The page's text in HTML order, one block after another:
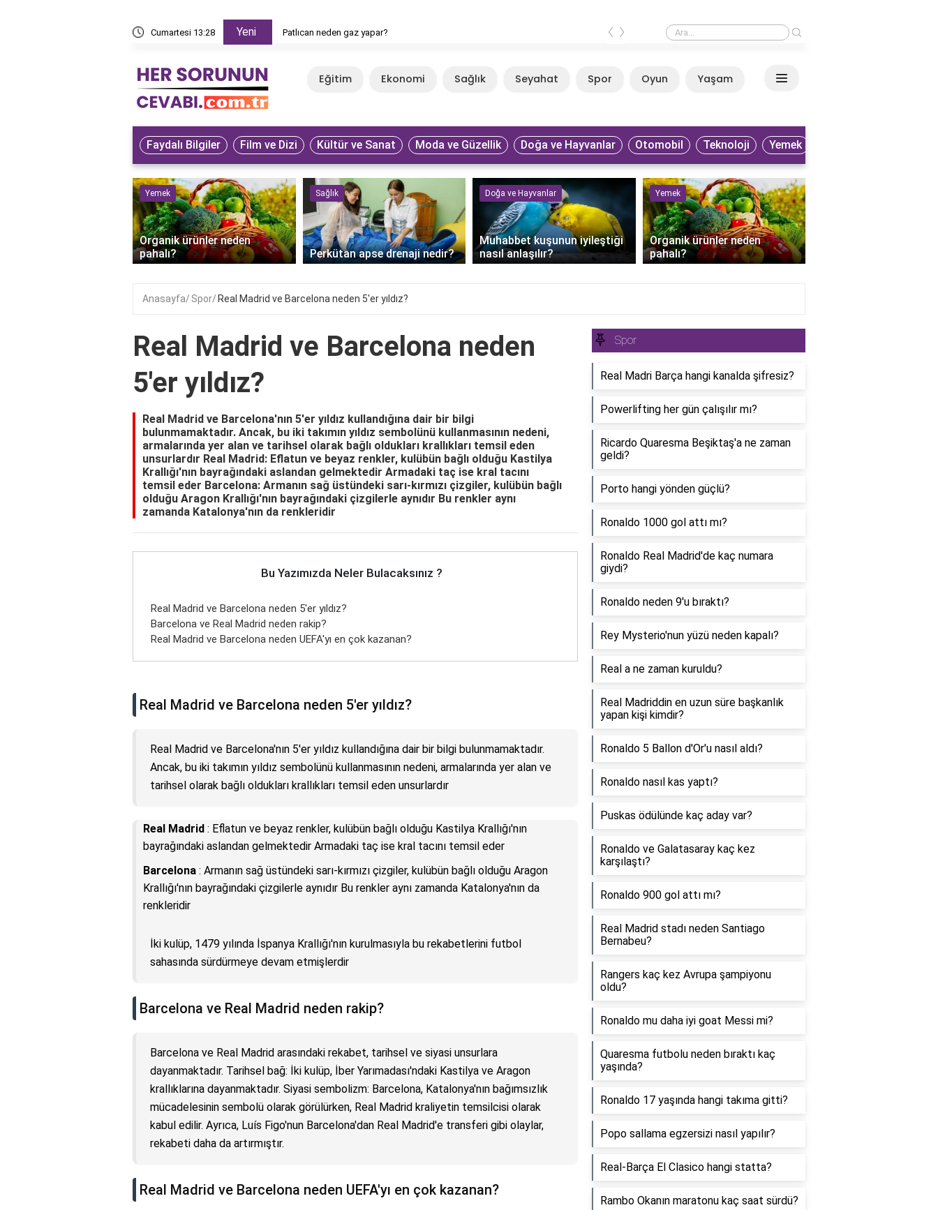
Cumartesi 13:28 Yeni Patlıcan neden gaz yapar? Patlıcan neden gaz yapar?
‹ ›
Eğitim Ekonomi Sağlık Seyahat Spor Oyun Yaşam
Faydalı Bilgiler Film ve Dizi Kültür ve Sanat Moda ve Güzellik Doğa ve Hayvanlar Otomobil Teknoloji Yemek
Yemek
Organik ürünler neden
pahalı?
Sağlık
Perkütan apse drenaji nedir?
Doğa ve Hayvanlar
Muhabbet kuşunun iyileştiği
nasıl anlaşılır?
Yemek
Organik ürünler neden
pahalı?
Anasayfa Spor Real Madrid ve Barcelona neden 5'er yıldız?
Real Madrid ve Barcelona neden
5'er yıldız?
Real Madrid ve Barcelona'nın 5'er yıldız kullandığına dair bir bilgi
bulunmamaktadır. Ancak, bu iki takımın yıldız sembolünü kullanmasının nedeni,
armalarında yer alan ve tarihsel olarak bağlı oldukları krallıkları temsil eden
unsurlardır Real Madrid: Eflatun ve beyaz renkler, kulübün bağlı olduğu Kastilya
Krallığı'nın bayrağındaki aslandan gelmektedir Armadaki taç ise kral tacını
temsil eder Barcelona: Armanın sağ üstündeki sarı-kırmızı çizgiler, kulübün bağlı
olduğu Aragon Krallığı'nın bayrağındaki çizgilerle aynıdır Bu renkler aynı
zamanda Katalonya'nın da renkleridir
Bu Yazımızda Neler Bulacaksınız ?
Real Madrid ve Barcelona neden 5'er yıldız?
Barcelona ve Real Madrid neden rakip?
Real Madrid ve Barcelona neden UEFA'yı en çok kazanan?
Real Madrid ve Barcelona neden 5'er yıldız?
Real Madrid ve Barcelona'nın 5'er yıldız kullandığına dair bir bilgi bulunmamaktadır.
Ancak, bu iki takımın yıldız sembolünü kullanmasının nedeni, armalarında yer alan ve
tarihsel olarak bağlı oldukları krallıkları temsil eden unsurlardır
Real Madrid : Eflatun ve beyaz renkler, kulübün bağlı olduğu Kastilya Krallığı'nın
bayrağındaki aslandan gelmektedir Armadaki taç ise kral tacını temsil eder
Barcelona : Armanın sağ üstündeki sarı-kırmızı çizgiler, kulübün bağlı olduğu Aragon
Krallığı'nın bayrağındaki çizgilerle aynıdır Bu renkler aynı zamanda Katalonya'nın da
renkleridir
İki kulüp, 1479 yılında İspanya Krallığı'nın kurulmasıyla bu rekabetlerini futbol
sahasında sürdürmeye devam etmişlerdir
Barcelona ve Real Madrid neden rakip?
Barcelona ve Real Madrid arasındaki rekabet, tarihsel ve siyasi unsurlara
dayanmaktadır. Tarihsel bağ: İki kulüp, İber Yarımadası'ndaki Kastilya ve Aragon
krallıklarına dayanmaktadır. Siyasi sembolizm: Barcelona, Katalonya'nın bağımsızlık
mücadelesinin sembolü olarak görülürken, Real Madrid kraliyetin temsilcisi olarak
kabul edilir. Ayrıca, Luís Figo'nun Barcelona'dan Real Madrid'e transferi gibi olaylar,
rekabeti daha da artırmıştır.
Real Madrid ve Barcelona neden UEFA'yı en çok kazanan?
Spor
Real Madri Barça hangi kanalda şifresiz?
Powerlifting her gün çalışılır mı?
Ricardo Quaresma Beşiktaş'a ne zaman
geldi?
Porto hangi yönden güçlü?
Ronaldo 1000 gol attı mı?
Ronaldo Real Madrid'de kaç numara
giydi?
Ronaldo neden 9'u bıraktı?
Rey Mysterio'nun yüzü neden kapalı?
Real a ne zaman kuruldu?
Real Madriddin en uzun süre başkanlık
yapan kişi kimdir?
Ronaldo 5 Ballon d'Or'u nasıl aldı?
Ronaldo nasıl kas yaptı?
Puskas ödülünde kaç aday var?
Ronaldo ve Galatasaray kaç kez
karşılaştı?
Ronaldo 900 gol attı mı?
Real Madrid stadı neden Santiago
Bernabeu?
Rangers kaç kez Avrupa şampiyonu
oldu?
Ronaldo mu daha iyi goat Messi mi?
Quaresma futbolu neden bıraktı kaç
yaşında?
Ronaldo 17 yaşında hangi takıma gitti?
Popo sallama egzersizi nasıl yapılır?
Real-Barça El Clasico hangi statta?
Rambo Okanın maratonu kaç saat sürdü?